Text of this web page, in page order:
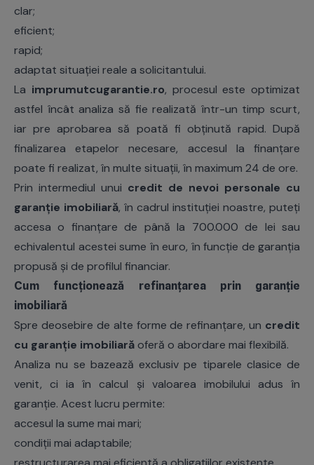
clar;
eficient;
rapid;
adaptat situației reale a solicitantului.
La imprumutcugarantie.ro, procesul este optimizat
astfel încât analiza să fie realizată într-un timp scurt,
iar pre aprobarea să poată fi obținută rapid. După
finalizarea etapelor necesare, accesul la finanțare
poate fi realizat, în multe situații, în maximum 24 de ore.
Prin intermediul unui credit de nevoi personale cu
garanție imobiliară, în cadrul instituției noastre, puteți
accesa o finanțare de până la 700.000 de lei sau
echivalentul acestei sume în euro, în funcție de garanția
propusă și de profilul financiar.
Cum funcționează refinanțarea prin garanție
imobiliară
Spre deosebire de alte forme de refinanțare, un credit
cu garanție imobiliară oferă o abordare mai flexibilă.
Analiza nu se bazează exclusiv pe tiparele clasice de
venit, ci ia în calcul și valoarea imobilului adus în
garanție. Acest lucru permite:
accesul la sume mai mari;
condiții mai adaptabile;